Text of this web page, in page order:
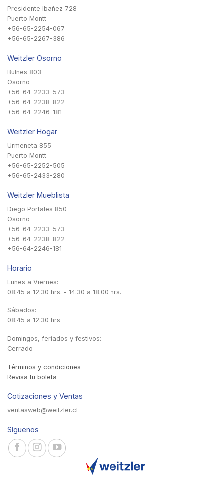
Presidente Ibañez 728
Puerto Montt
+56-65-2254-067
+56-65-2267-386
Weitzler Osorno
Bulnes 803
Osorno
+56-64-2233-573
+56-64-2238-822
+56-64-2246-181
Weitzler Hogar
Urmeneta 855
Puerto Montt
+56-65-2252-505
+56-65-2433-280
Weitzler Mueblista
Diego Portales 850
Osorno
+56-64-2233-573
+56-64-2238-822
+56-64-2246-181
Horario
Lunes a Viernes:
08:45 a 12:30 hrs. - 14:30 a 18:00 hrs.
Sábados:
08:45 a 12:30 hrs
Domingos, feriados y festivos:
Cerrado
Términos y condiciones
Revisa tu boleta
Cotizaciones y Ventas
ventasweb@weitzler.cl
Síguenos